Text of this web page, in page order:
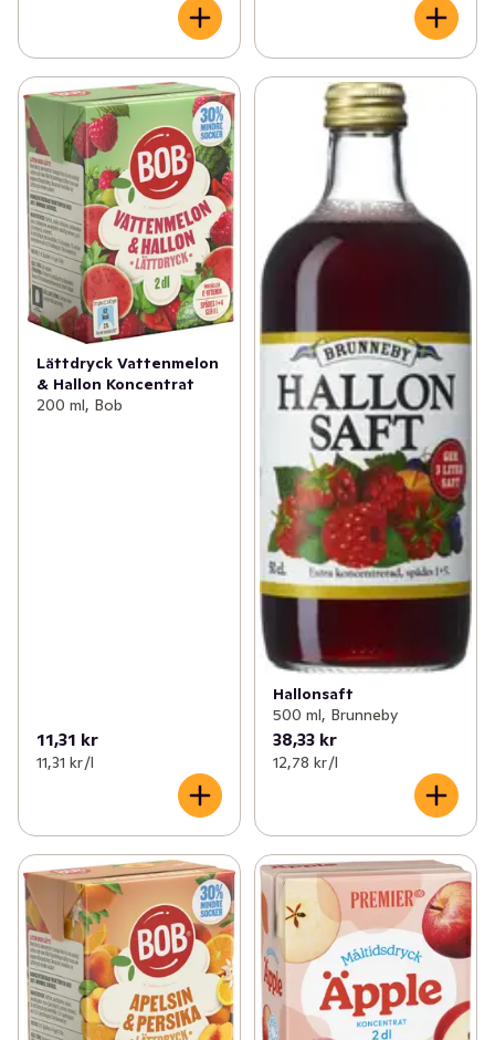
Lättdryck Vattenmelon
& Hallon Koncentrat
200 ml, Bob
11,31 kr
11,31 kr /l
Hallonsaft
500 ml, Brunneby
38,33 kr
12,78 kr /l